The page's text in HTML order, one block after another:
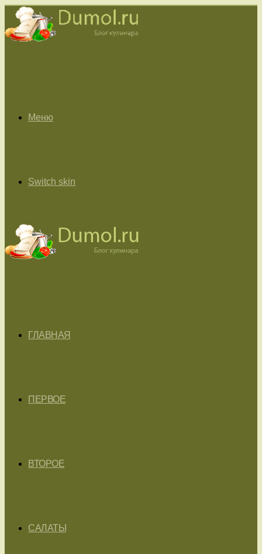
Меню
Switch skin
ГЛАВНАЯ
ПЕРВОЕ
ВТОРОЕ
САЛАТЫ